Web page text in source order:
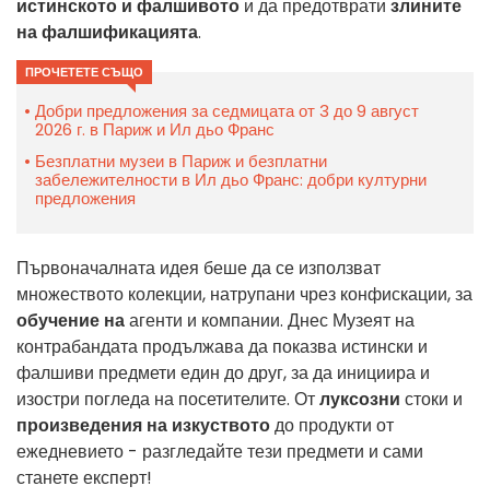
истинското и фалшивото и да предотврати злините
на фалшификацията.
ПРОЧЕТЕТЕ СЪЩО
Добри предложения за седмицата от 3 до 9 август
2026 г. в Париж и Ил дьо Франс
Безплатни музеи в Париж и безплатни
забележителности в Ил дьо Франс: добри културни
предложения
Първоначалната идея беше да се използват
множеството колекции, натрупани чрез конфискации, за
обучение наагенти и компании. Днес Музеят на
контрабандата продължава да показва истински и
фалшиви предмети един до друг, за да инициира и
изостри погледа на посетителите. Отлуксозни стоки и
произведения на изкуствотодо продукти от
ежедневието - разгледайте тези предмети и сами
станете експерт!